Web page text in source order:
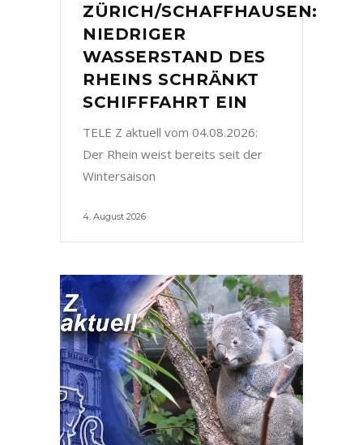
ZÜRICH/SCHAFFHAUSEN:
NIEDRIGER
WASSERSTAND DES
RHEINS SCHRÄNKT
SCHIFFFAHRT EIN
TELE Z aktuell vom 04.08.2026:
Der Rhein weist bereits seit der
Wintersaison
4. August 2026